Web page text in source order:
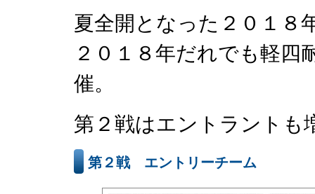
夏全開となった２０１
２０１８年だれでも軽四
催。
第２戦はエントラントも
第２戦 エントリーチーム